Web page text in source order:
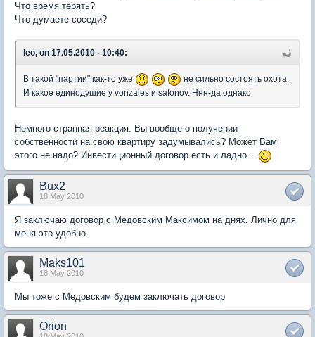
Что время терять?
Что думаете соседи?
leo, on 17.05.2010 - 10:40:
В такой "партии" как-то уже
не сильно состоять охота.
И какое единодушие у vonzales и safonov. Ннн-да однако.
Немного странная реакция. Вы вообще о получении
собственности на свою квартиру задумывались? Может Вам
этого не надо? Инвестиционный договор есть и ладно...
Bux2
18 May 2010
Я заключаю договор с Медовским Максимом на днях. Лично для
меня это удобно.
Maks101
18 May 2010
Мы тоже с Медовским будем заключать договор
Orion